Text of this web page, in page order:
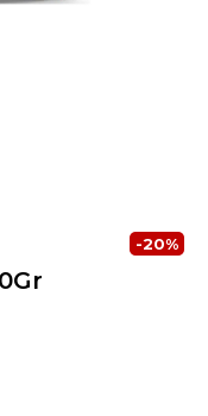
-20%